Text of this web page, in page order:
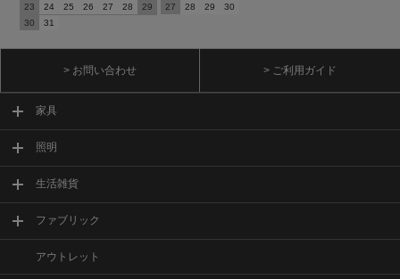
23
24 25 26 27 28
29
30
31
27
28 29 30
> お問い合わせ > ご利用ガイド
家具
照明
生活雑貨
ファブリック
アウトレット